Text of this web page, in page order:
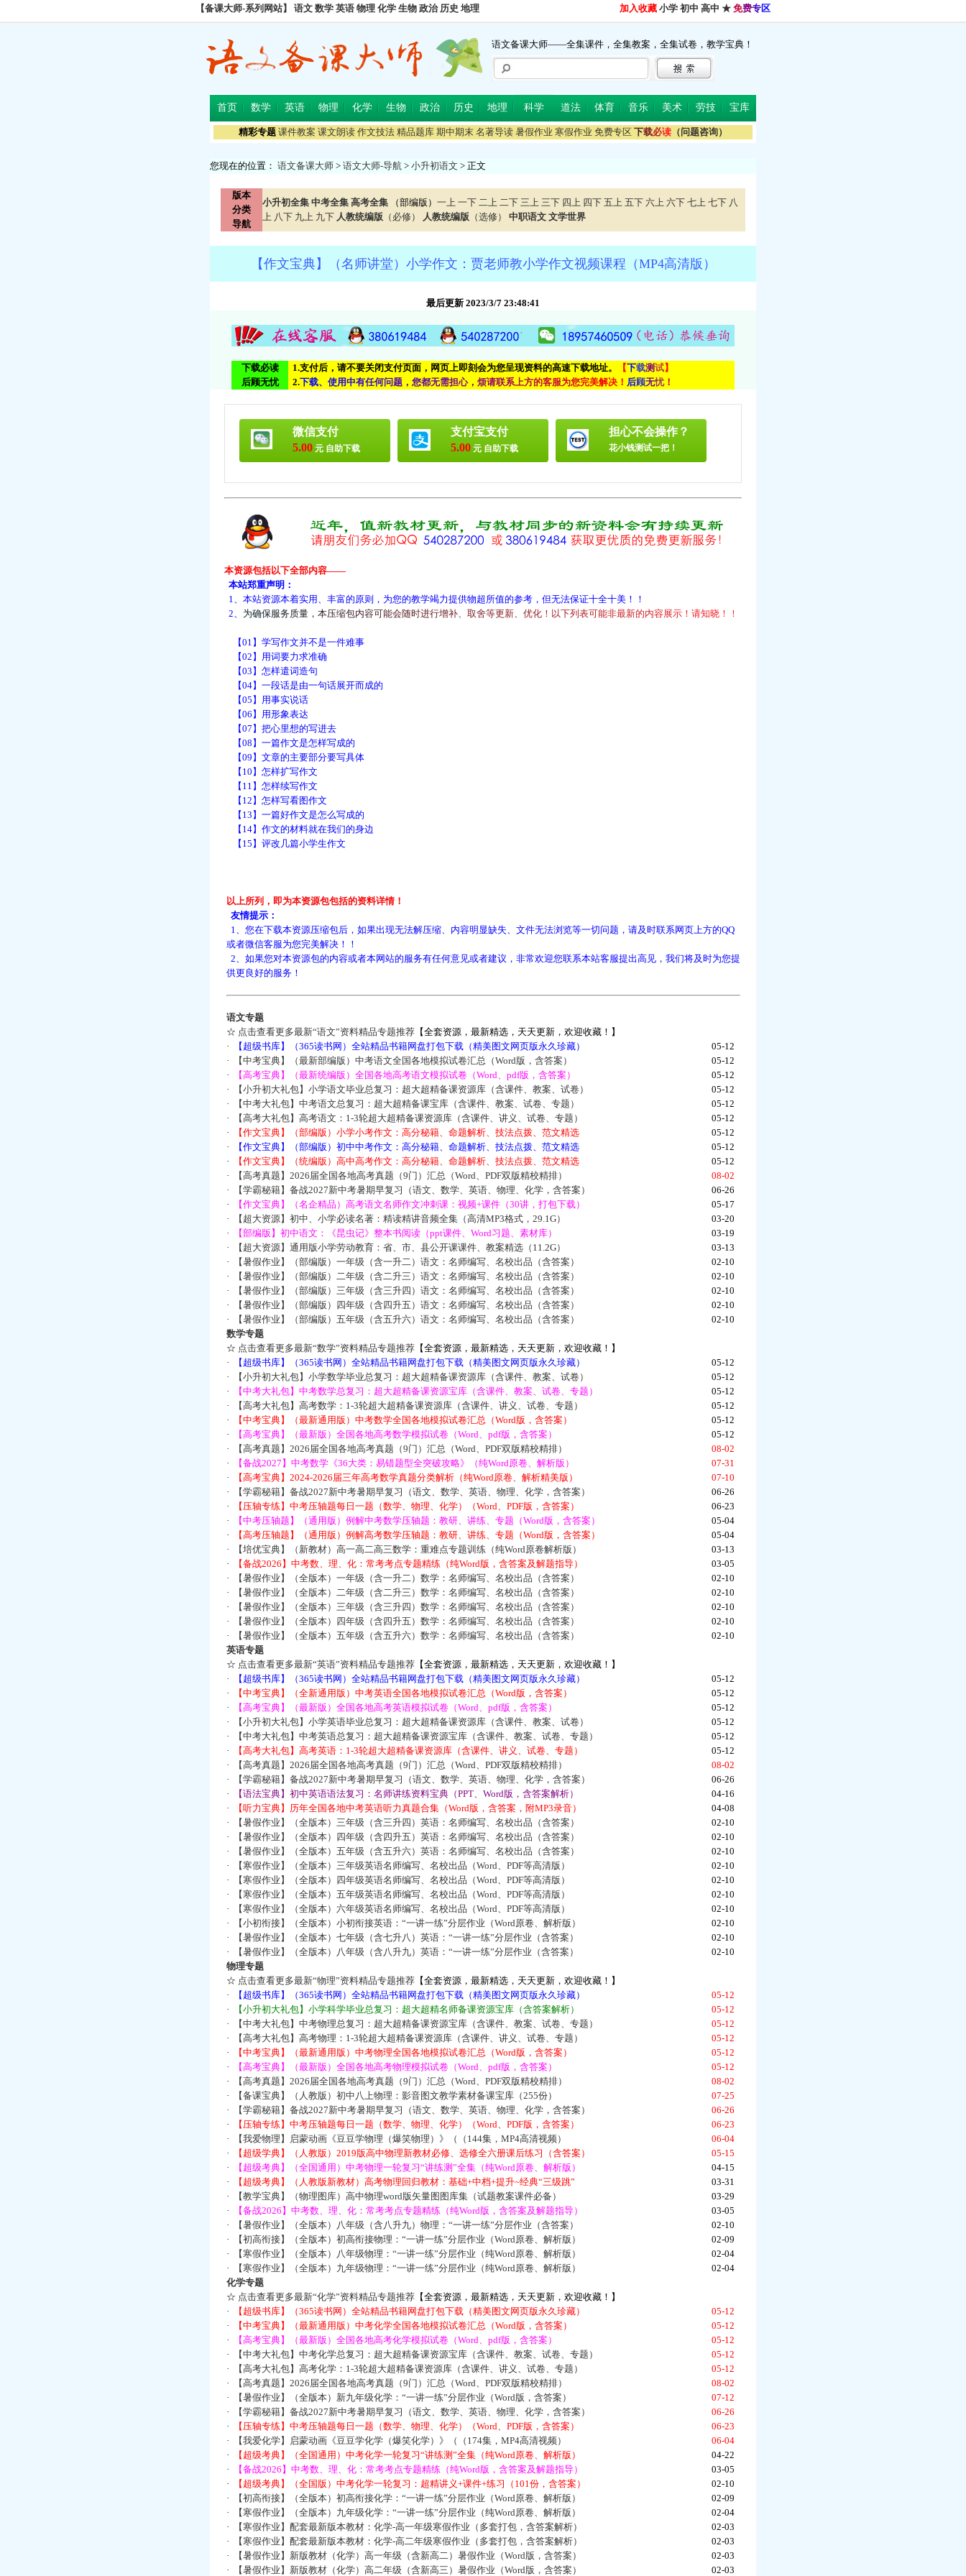
【备课大师-系列网站】 语文 数学 英语 物理 化学 生物 政治 历史 地理 加入收藏 小学 初中 高中 ★ 免费专区
语文备课大师——全集课件，全集教案，全集试卷，教学宝典！
首页 数学 英语 物理 化学 生物 政治 历史 地理 科学 道法 体育 音乐 美术 劳技 宝库
精彩专题 课件教案 课文朗读 作文技法 精品题库 期中期末 名著导读 暑假作业 寒假作业 免费专区 下载必读 （问题咨询）
您现在的位置： 语文备课大师 > 语文大师-导航 > 小升初语文 > 正文
版本
分类
导航
小升初全集 中考全集 高考全集 （部编版） 一上 一下 二上 二下 三上 三下 四上 四下 五上 五下 六上 六下 七上 七下 八
上 八下 九上 九下 人教统编版 （必修） 人教统编版 （选修） 中职语文 文学世界
【作文宝典】（名师讲堂）小学作文：贾老师教小学作文视频课程（MP4高清版）
最后更新 2023/3/7 23:48:41
下载必读
后顾无忧
1.支付后，请不要关闭支付页面，网页上即刻会为您呈现资料的高速下载地址。 【下载测试】
2.下载、 使用中有任何问题 ， 您都无需担心， 烦请联系上方的客服为您完美解决 ！ 后顾无忧！
微信支付
5.00 元 自助下载
支付宝支付
5.00 元 自助下载
担心不会操作？
花小钱测试一把！
本资源包括以下全部内容——
本站郑重声明：
1、本站资源本着实用、丰富的原则，为您的教学竭力提供物超所值的参考，但无法保证十全十美！！
2、 为确保服务质量 ， 本压缩包内容可能会随时进行增补、 取舍等更新、 优化 ！ 以下列 表可能非最新的内容展示 ！ 请知晓 ！ ！
【01】学写作文并不是一件难事
【02】用词要力求准确
【03】怎样遣词造句
【04】一段话是由一句话展开而成的
【05】用事实说话
【06】用形象表达
【07】把心里想的写进去
【08】一篇作文是怎样写成的
【09】文章的主要部分要写具体
【10】怎样扩写作文
【11】怎样续写作文
【12】怎样写看图作文
【13】一篇好作文是怎么写成的
【14】作文的材料就在我们的身边
【15】评改几篇小学生作文
以上所列，即为本资源包包括的资料详情！
友情提示：
1、您在下载本资源压缩包后，如果出现无法解压缩、内容明显缺失、文件无法浏览等一切问题，请及时联系网页上方的QQ
或者微信客服为您完美解决！！
2、如果您对本资源包的内容或者本网站的服务有任何意见或者建议，非常欢迎您联系本站客服提出高见，我们将及时为您提
供更良好的服务！
语文专题
☆ 点击查看更多最新“语文”资料精品专题推荐【全套资源，最新精选，天天更新，欢迎收藏！】
·
【超级书库】（365读书网）全站精品书籍网盘打包下载（精美图文网页版永久珍藏）
05-12
·
【中考宝典】（最新部编版）中考语文全国各地模拟试卷汇总（Word版，含答案）
05-12
·
【高考宝典】（最新统编版）全国各地高考语文模拟试卷（Word、pdf版，含答案）
05-12
·
【小升初大礼包】小学语文毕业总复习：超大超精备课资源库（含课件、教案、试卷）
05-12
·
【中考大礼包】中考语文总复习：超大超精备课宝库（含课件、教案、试卷、专题）
05-12
·
【高考大礼包】高考语文：1-3轮超大超精备课资源库（含课件、讲义、试卷、专题）
05-12
·
【作文宝典】（部编版）小学小考作文：高分秘籍、命题解析、技法点拨、范文精选
05-12
·
【作文宝典】（部编版）初中中考作文：高分秘籍、命题解析、技法点拨、范文精选
05-12
·
【作文宝典】（统编版）高中高考作文：高分秘籍、命题解析、技法点拨、范文精选
05-12
·
【高考真题】2026届全国各地高考真题（9门）汇总（Word、PDF双版精校精排）
08-02
·
【学霸秘籍】备战2027新中考暑期早复习（语文、数学、英语、物理、化学，含答案）
06-26
·
【作文宝典】（名企精品）高考语文名师作文冲刺课：视频+课件（30讲，打包下载）
05-17
·
【超大资源】初中、小学必读名著：精读精讲音频全集（高清MP3格式，29.1G）
03-20
·
【部编版】初中语文：《昆虫记》整本书阅读（ppt课件、Word习题、素材库）
03-19
·
【超大资源】通用版小学劳动教育：省、市、县公开课课件、教案精选（11.2G）
03-13
·
【暑假作业】（部编版）一年级（含一升二）语文：名师编写、名校出品（含答案）
02-10
·
【暑假作业】（部编版）二年级（含二升三）语文：名师编写、名校出品（含答案）
02-10
·
【暑假作业】（部编版）三年级（含三升四）语文：名师编写、名校出品（含答案）
02-10
·
【暑假作业】（部编版）四年级（含四升五）语文：名师编写、名校出品（含答案）
02-10
·
【暑假作业】（部编版）五年级（含五升六）语文：名师编写、名校出品（含答案）
02-10
数学专题
☆ 点击查看更多最新“数学”资料精品专题推荐【全套资源，最新精选，天天更新，欢迎收藏！】
·
【超级书库】（365读书网）全站精品书籍网盘打包下载（精美图文网页版永久珍藏）
05-12
·
【小升初大礼包】小学数学毕业总复习：超大超精备课资源库（含课件、教案、试卷）
05-12
·
【中考大礼包】中考数学总复习：超大超精备课资源宝库（含课件、教案、试卷、专题）
05-12
·
【高考大礼包】高考数学：1-3轮超大超精备课资源库（含课件、讲义、试卷、专题）
05-12
·
【中考宝典】（最新通用版）中考数学全国各地模拟试卷汇总（Word版，含答案）
05-12
·
【高考宝典】（最新版）全国各地高考数学模拟试卷（Word、pdf版，含答案）
05-12
·
【高考真题】2026届全国各地高考真题（9门）汇总（Word、PDF双版精校精排）
08-02
·
【备战2027】中考数学《36大类：易错题型全突破攻略》（纯Word原卷、解析版）
07-31
·
【高考宝典】2024-2026届三年高考数学真题分类解析（纯Word原卷、解析精美版）
07-10
·
【学霸秘籍】备战2027新中考暑期早复习（语文、数学、英语、物理、化学，含答案）
06-26
·
【压轴专练】中考压轴题每日一题（数学、物理、化学）（Word、PDF版，含答案）
06-23
·
【中考压轴题】（通用版）例解中考数学压轴题：教研、讲练、专题（Word版，含答案）
05-04
·
【高考压轴题】（通用版）例解高考数学压轴题：教研、讲练、专题（Word版，含答案）
05-04
·
【培优宝典】（新教材）高一高二高三数学：重难点专题训练（纯Word原卷解析版）
03-13
·
【备战2026】中考数、理、化：常考考点专题精练（纯Word版，含答案及解题指导）
03-05
·
【暑假作业】（全版本）一年级（含一升二）数学：名师编写、名校出品（含答案）
02-10
·
【暑假作业】（全版本）二年级（含二升三）数学：名师编写、名校出品（含答案）
02-10
·
【暑假作业】（全版本）三年级（含三升四）数学：名师编写、名校出品（含答案）
02-10
·
【暑假作业】（全版本）四年级（含四升五）数学：名师编写、名校出品（含答案）
02-10
·
【暑假作业】（全版本）五年级（含五升六）数学：名师编写、名校出品（含答案）
02-10
英语专题
☆ 点击查看更多最新“英语”资料精品专题推荐【全套资源，最新精选，天天更新，欢迎收藏！】
·
【超级书库】（365读书网）全站精品书籍网盘打包下载（精美图文网页版永久珍藏）
05-12
·
【中考宝典】（全新通用版）中考英语全国各地模拟试卷汇总（Word版，含答案）
05-12
·
【高考宝典】（最新版）全国各地高考英语模拟试卷（Word、pdf版，含答案）
05-12
·
【小升初大礼包】小学英语毕业总复习：超大超精备课资源库（含课件、教案、试卷）
05-12
·
【中考大礼包】中考英语总复习：超大超精备课资源宝库（含课件、教案、试卷、专题）
05-12
·
【高考大礼包】高考英语：1-3轮超大超精备课资源库（含课件、讲义、试卷、专题）
05-12
·
【高考真题】2026届全国各地高考真题（9门）汇总（Word、PDF双版精校精排）
08-02
·
【学霸秘籍】备战2027新中考暑期早复习（语文、数学、英语、物理、化学，含答案）
06-26
·
【语法宝典】初中英语语法复习：名师讲练资料宝典（PPT、Word版，含答案解析）
04-16
·
【听力宝典】历年全国各地中考英语听力真题合集（Word版，含答案，附MP3录音）
04-08
·
【暑假作业】（全版本）三年级（含三升四）英语：名师编写、名校出品（含答案）
02-10
·
【暑假作业】（全版本）四年级（含四升五）英语：名师编写、名校出品（含答案）
02-10
·
【暑假作业】（全版本）五年级（含五升六）英语：名师编写、名校出品（含答案）
02-10
·
【寒假作业】（全版本）三年级英语名师编写、名校出品（Word、PDF等高清版）
02-10
·
【寒假作业】（全版本）四年级英语名师编写、名校出品（Word、PDF等高清版）
02-10
·
【寒假作业】（全版本）五年级英语名师编写、名校出品（Word、PDF等高清版）
02-10
·
【寒假作业】（全版本）六年级英语名师编写、名校出品（Word、PDF等高清版）
02-10
·
【小初衔接】（全版本）小初衔接英语：“一讲一练”分层作业（Word原卷、解析版）
02-10
·
【暑假作业】（全版本）七年级（含七升八）英语：“一讲一练”分层作业（含答案）
02-10
·
【暑假作业】（全版本）八年级（含八升九）英语：“一讲一练”分层作业（含答案）
02-10
物理专题
☆ 点击查看更多最新“物理”资料精品专题推荐【全套资源，最新精选，天天更新，欢迎收藏！】
·
【超级书库】（365读书网）全站精品书籍网盘打包下载（精美图文网页版永久珍藏）
05-12
·
【小升初大礼包】小学科学毕业总复习：超大超精名师备课资源宝库（含答案解析）
05-12
·
【中考大礼包】中考物理总复习：超大超精备课资源宝库（含课件、教案、试卷、专题）
05-12
·
【高考大礼包】高考物理：1-3轮超大超精备课资源库（含课件、讲义、试卷、专题）
05-12
·
【中考宝典】（最新通用版）中考物理全国各地模拟试卷汇总（Word版，含答案）
05-12
·
【高考宝典】（最新版）全国各地高考物理模拟试卷（Word、pdf版，含答案）
05-12
·
【高考真题】2026届全国各地高考真题（9门）汇总（Word、PDF双版精校精排）
08-02
·
【备课宝典】（人教版）初中八上物理：影音图文教学素材备课宝库（255份）
07-25
·
【学霸秘籍】备战2027新中考暑期早复习（语文、数学、英语、物理、化学，含答案）
06-26
·
【压轴专练】中考压轴题每日一题（数学、物理、化学）（Word、PDF版，含答案）
06-23
·
【我爱物理】启蒙动画《豆豆学物理（爆笑物理）》（（144集，MP4高清视频）
06-04
·
【超级学典】（人教版）2019版高中物理新教材必修、选修全六册课后练习（含答案）
05-15
·
【超级考典】（全国通用）中考物理一轮复习“讲练测”全集（纯Word原卷、解析版）
04-15
·
【超级考典】（人教版新教材）高考物理回归教材：基础+中档+提升~经典“三级跳”
03-31
·
【教学宝典】（物理图库）高中物理word版矢量图图库集（试题教案课件必备）
03-29
·
【备战2026】中考数、理、化：常考考点专题精练（纯Word版，含答案及解题指导）
03-05
·
【暑假作业】（全版本）八年级（含八升九）物理：“一讲一练”分层作业（含答案）
02-10
·
【初高衔接】（全版本）初高衔接物理：“一讲一练”分层作业（Word原卷、解析版）
02-09
·
【寒假作业】（全版本）八年级物理：“一讲一练”分层作业（纯Word原卷、解析版）
02-04
·
【寒假作业】（全版本）九年级物理：“一讲一练”分层作业（纯Word原卷、解析版）
02-04
化学专题
☆ 点击查看更多最新“化学”资料精品专题推荐【全套资源，最新精选，天天更新，欢迎收藏！】
·
【超级书库】（365读书网）全站精品书籍网盘打包下载（精美图文网页版永久珍藏）
05-12
·
【中考宝典】（最新通用版）中考化学全国各地模拟试卷汇总（Word版，含答案）
05-12
·
【高考宝典】（最新版）全国各地高考化学模拟试卷（Word、pdf版，含答案）
05-12
·
【中考大礼包】中考化学总复习：超大超精备课资源宝库（含课件、教案、试卷、专题）
05-12
·
【高考大礼包】高考化学：1-3轮超大超精备课资源库（含课件、讲义、试卷、专题）
05-12
·
【高考真题】2026届全国各地高考真题（9门）汇总（Word、PDF双版精校精排）
08-02
·
【暑假作业】（全版本）新九年级化学：“一讲一练”分层作业（Word版，含答案）
07-12
·
【学霸秘籍】备战2027新中考暑期早复习（语文、数学、英语、物理、化学，含答案）
06-26
·
【压轴专练】中考压轴题每日一题（数学、物理、化学）（Word、PDF版，含答案）
06-23
·
【我爱化学】启蒙动画《豆豆学化学（爆笑化学）》（（174集，MP4高清视频）
06-04
·
【超级考典】（全国通用）中考化学一轮复习“讲练测”全集（纯Word原卷、解析版）
04-22
·
【备战2026】中考数、理、化：常考考点专题精练（纯Word版，含答案及解题指导）
03-05
·
【超级考典】（全国版）中考化学一轮复习：超精讲义+课件+练习（101份，含答案）
02-10
·
【初高衔接】（全版本）初高衔接化学：“一讲一练”分层作业（Word原卷、解析版）
02-09
·
【寒假作业】（全版本）九年级化学：“一讲一练”分层作业（纯Word原卷、解析版）
02-04
·
【寒假作业】配套最新版本教材：化学-高一年级寒假作业（多套打包，含答案解析）
02-03
·
【寒假作业】配套最新版本教材：化学-高二年级寒假作业（多套打包，含答案解析）
02-03
·
【暑假作业】新版教材（化学）高一年级（含新高二）暑假作业（Word版，含答案）
02-03
·
【暑假作业】新版教材（化学）高二年级（含新高三）暑假作业（Word版，含答案） 02-03